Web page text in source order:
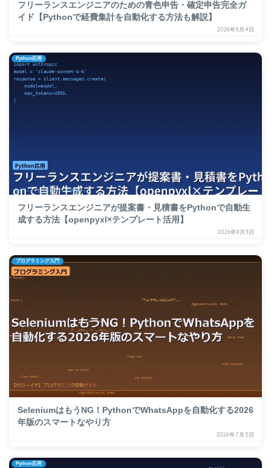
フリーランスエンジニアのための青色申告・確定申告完全ガ
イド【Pythonで経費集計を自動化する方法も解説】
2026年8月4日
Python応用
フリーランスエンジニアが提案書・見積書をPythonで自動生
成する方法【openpyxl×テンプレート活用】
2026年8月3日
プログラミング入門
SeleniumはもうNG！PythonでWhatsAppを自動化する2026
年版のスマートなやり方
2026年7月5日
Python応用